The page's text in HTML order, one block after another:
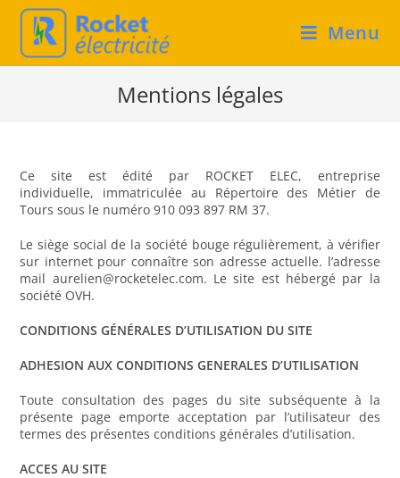
Menu
Mentions légales
Ce site est édité par ROCKET ELEC, entreprise
individuelle, immatriculée au Répertoire des Métier de
Tours sous le numéro 910 093 897 RM 37.
Le siège social de la société bouge régulièrement, à vérifier
sur internet pour connaître son adresse actuelle. l’adresse
mail aurelien@rocketelec.com. Le site est hébergé par la
société OVH.
CONDITIONS GÉNÉRALES D’UTILISATION DU SITE
ADHESION AUX CONDITIONS GENERALES D’UTILISATION
Toute consultation des pages du site subséquente à la
présente page emporte acceptation par l’utilisateur des
termes des présentes conditions générales d’utilisation.
ACCES AU SITE